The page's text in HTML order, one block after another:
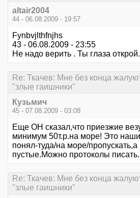
altair2004
44 - 06.08.2009 - 19:57
Fynbvjlthfnjhs
43 - 06.08.2009 - 23:55
Не надо верить . Ты глаза открой.
Re: Ткачев: Мне без конца
"злые гаишники"
Кузьмич
45 - 07.08.2009 - 03:08
Еще ОН сказал,что приезжие
минимум 50т.р.на море! Это
понял-туда/на море/пропускать,а
пустые.Можно протоколы писать.
Re: Ткачев: Мне без конца
"злые гаишники"